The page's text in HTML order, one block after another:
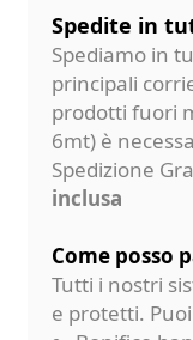
Spedite in
Spediamo in
principali
prodotti fuori
6mt) è
Spedizione
inclusa
Come posso
Tutti i nostri
e protetti.